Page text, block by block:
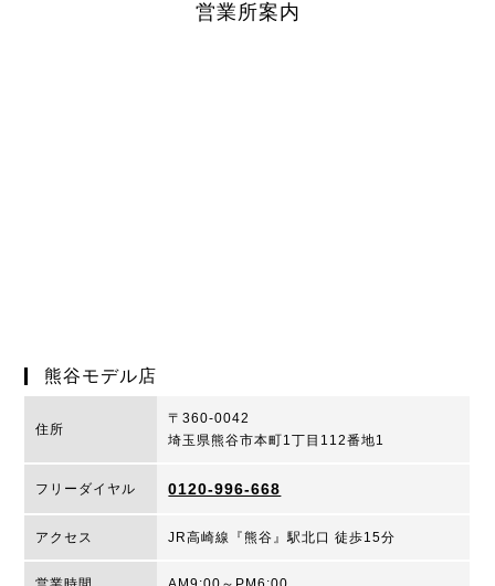
営業所案内
熊谷モデル店
住所
〒360-0042
埼玉県熊谷市本町1丁目112番地1
フリーダイヤル 0120-996-668
アクセス JR高崎線『熊谷』駅北口 徒歩15分